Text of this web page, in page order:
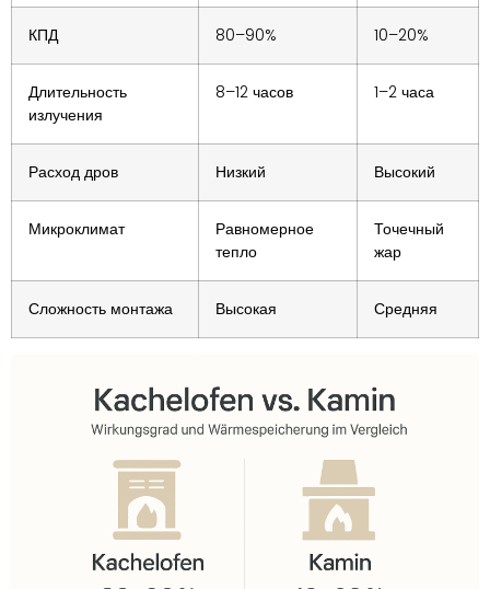
КПД 80–90% 10–20%
Длительность
излучения
8–12 часов 1–2 часа
Расход дров Низкий Высокий
Микроклимат
Равномерное
тепло
Точечный
жар
Сложность монтажа Высокая Средняя